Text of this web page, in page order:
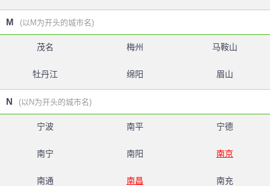
M (以M为开头的城市名)
茂名 梅州 马鞍山
牡丹江 绵阳 眉山
N (以N为开头的城市名)
宁波 南平 宁德
南宁 南阳 南京
南通 南昌 南充